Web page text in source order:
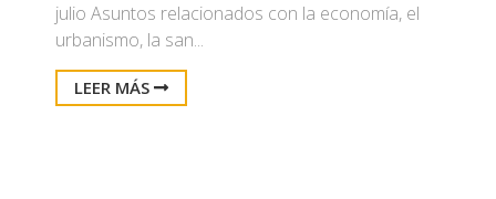
julio Asuntos relacionados con la economía, el
urbanismo, la san...
LEER MÁS